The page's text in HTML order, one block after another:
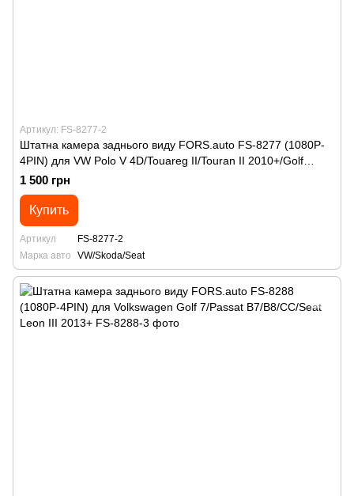
Артикул: FS-8277-2
Штатна камера заднього виду FORS.auto FS-8277 (1080P-
4PIN) для VW Polo V 4D/Touareg II/Touran II 2010+/Golf
Plus/Jetta VI 2011+/Passat B7 Variant/Skoda Octavia
A7/Spaceback 2013+/Rapid 2012+/Superb 2014+/Seat Ibiza
2012+/Alhambra 2010+
1 500 грн
Купить
Артикул
FS-8277-2
Марка авто
VW/Skoda/Seat